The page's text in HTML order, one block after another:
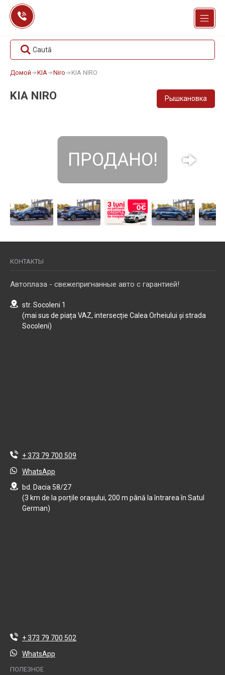
Перейти
содержанию
Caută
Домой KIA Niro KIA NIRO
KIA NIRO Рышкановка
ПРОДАНО!
КОНТАКТЫ
Автоплаза - свежепригнанные авто с гарантией!
str. Socoleni 1
(mai sus de piața VAZ, intersecție Calea Orheiului și strada
Socoleni)
+ 373 79 700 509
WhatsApp
bd. Dacia 58/27
(3 km de la porțile orașului, 200 m până la întrarea în Satul
German)
+ 373 79 700 502
WhatsApp
ПОЛЕЗНОЕ